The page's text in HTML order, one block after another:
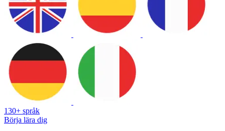
130+ språk
Börja lära dig